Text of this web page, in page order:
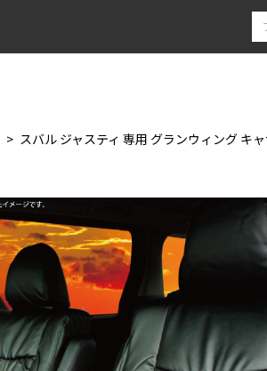
スバル ジャスティ 専用 グランウィング キ